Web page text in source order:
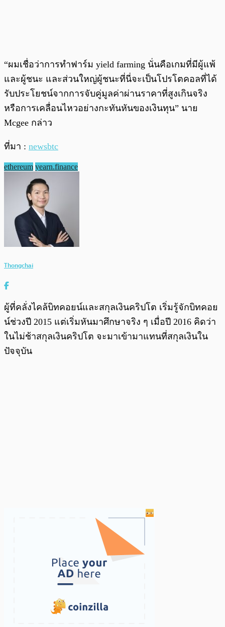
“ผมเชื่อว่าการทำฟาร์ม yield farming นั่นคือเกมที่มีผู้แพ้
และผู้ชนะ และส่วนใหญ่ผู้ชนะที่นี่จะเป็นโปรโตคอลที่ได้
รับประโยชน์จากการจับคู่มูลค่าผ่านราคาที่สูงเกินจริง
หรือการเคลื่อนไหวอย่างกะทันหันของเงินทุน” นาย
Mcgee กล่าว
ที่มา : newsbtc
ethereum yearn.finance
Thongchai
ผู้ที่คลั่งไคล้บิทคอยน์และสกุลเงินคริปโต เริ่มรู้จักบิทคอย
น์ช่วงปี 2015 แต่เริ่มหันมาศึกษาจริง ๆ เมื่อปี 2016 คิดว่า
ในไม่ช้าสกุลเงินคริปโต จะมาเข้ามาแทนที่สกุลเงินใน
ปัจจุบัน